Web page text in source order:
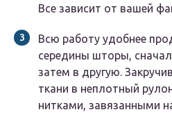
Все зависит от вашей
Всю работу удобнее
середины шторы,
затем в другую.
ткани в неплотный
нитками, завязанными